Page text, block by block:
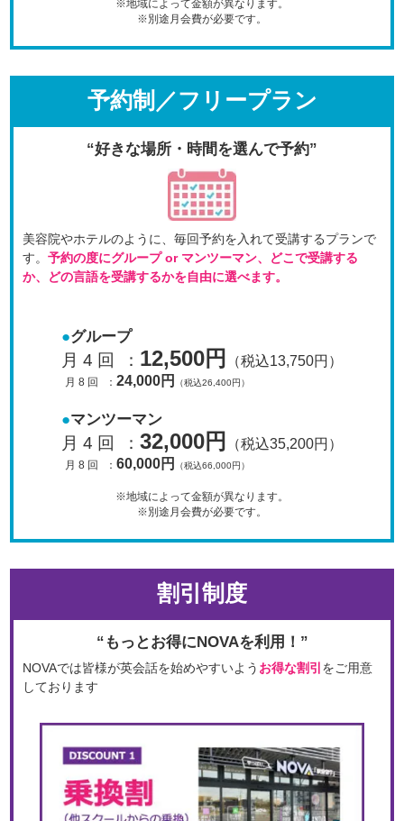
※地域によって金額が異なります。
※別途月会費が必要です。
予約制／フリープラン
“好きな場所・時間を選んで予約”
美容院やホテルのように、毎回予約を入れて受講するプランで
す。 予約の度にグループ or マンツーマン、
どこで受講する
か、どの言語を受講するかを自由に選べます。
グループ
月 4 回 ： 12,500円 （税込13,750円）
月 8 回 ：24,000円 （税込26,400円）
マンツーマン
月 4 回 ： 32,000円 （税込35,200円）
月 8 回 ：60,000円 （税込66,000円）
※地域によって金額が異なります。
※別途月会費が必要です。
割引制度
“もっとお得にNOVAを利用！”
NOVAでは皆様が英会話を始めやすいよう お得な割引 をご用意
しております